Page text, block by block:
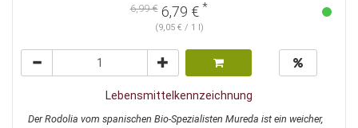
6,99 €6,79 € *
(9,05 € / 1 l)
Lebensmittelkennzeichnung
Der Rodolia vom spanischen Bio-Spezialisten Mureda ist ein weicher,